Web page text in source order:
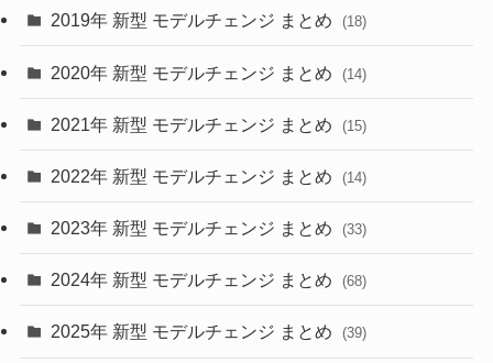
(27)
(35)
(10)
(9)
(22)
(4)
(9)
2019年 新型 モデルチェンジ まとめ (18)
2020年 新型 モデルチェンジ まとめ (14)
2021年 新型 モデルチェンジ まとめ (15)
2022年 新型 モデルチェンジ まとめ (14)
2023年 新型 モデルチェンジ まとめ (33)
2024年 新型 モデルチェンジ まとめ (68)
2025年 新型 モデルチェンジ まとめ (39)